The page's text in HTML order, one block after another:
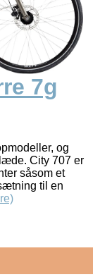
7g
og
City 707 er
såsom et
til en